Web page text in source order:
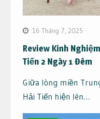
16 Tháng 7, 2025
Review Kinh
Tiến 2 Ngày 1 Đêm
Giữa lòng miền
Hải Tiến hiện lên…